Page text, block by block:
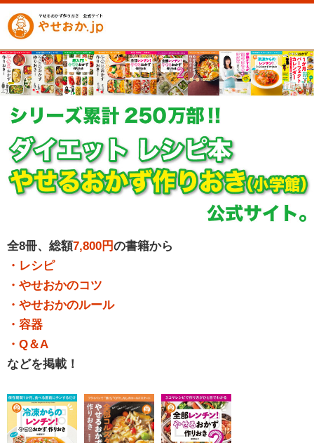
全8冊、総額7,800円の書籍から
・レシピ
・やせおかのコツ
・やせおかのルール
・容器
・Q＆A
などを掲載！